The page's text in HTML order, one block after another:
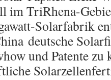
im TriRhena-
Solarfabrik
deutsche
und Patente zu